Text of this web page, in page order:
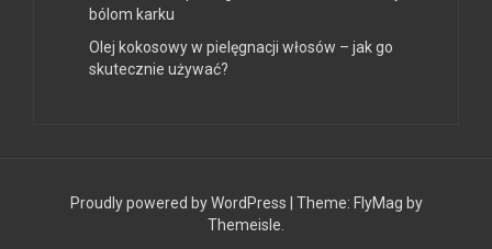
bólom karku
Olej kokosowy w pielęgnacji włosów – jak go
skutecznie używać?
Proudly powered by WordPress Theme: FlyMag by
Themeisle.